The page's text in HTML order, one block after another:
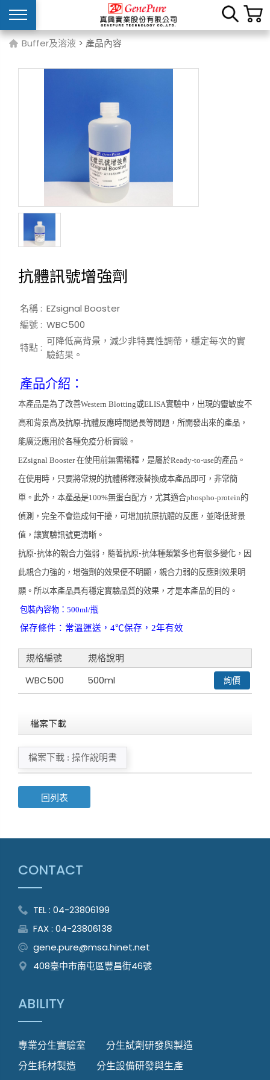
Buffer及溶液 > 產品內容
抗體訊號增強劑
名稱 : EZsignal Booster
編號 : WBC500
特點 :
可降低高背景，減少非特異性調帶，穩定每次的實
驗結果。
產品介紹：
本產品是為了改善Western Blotting或ELISA實驗中，出現的靈敏度不
高和背景高及抗原-抗體反應時間過長等問題，所開發出來的產品，
能廣泛應用於各種免疫分析實驗。
EZsignal Booster在使用前無需稀釋，是屬於Ready-to-use的產品。
在使用時，只要將常規的抗體稀釋液替換成本產品即可，非常簡
單。此外，本產品是100%無蛋白配方，尤其適合phospho-protein的
偵測，完全不會造成何干擾，可增加抗原抗體的反應，並降低背景
值，讓實驗訊號更清晰。
抗原-抗体的親合力強弱，隨著抗原-抗体種類繁多也有很多變化，因
此親合力強的，增強劑的效果便不明顯，親合力弱的反應則效果明
顯。所以本產品具有穩定實驗品質的效果，才是本產品的目的。
包裝內容物： 500ml/瓶
保存條件：常溫運送， 4℃保存， 2年有效
規格編號
規格說明
WBC500
500ml 詢價
檔案下載
檔案下載 : 操作說明書
回列表
CONTACT
TEL : 04-23806199
FAX : 04-23806138
gene.pure@msa.hinet.net
408臺中市南屯區豐昌街46號
ABILITY
專業分生實驗室
分生試劑研發與製造
分生耗材製造
分生設備研發與生產